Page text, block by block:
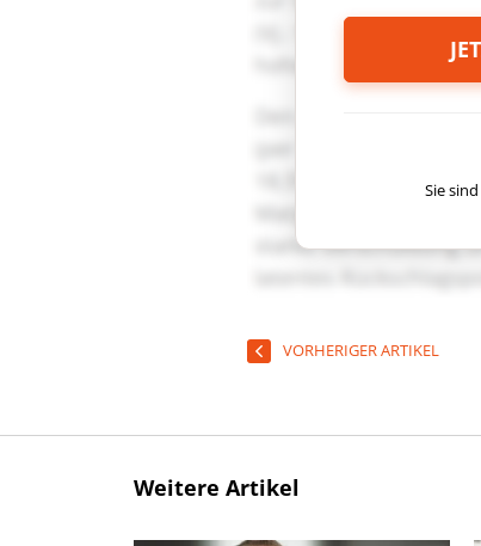
Sie
VORHERIGER ARTIKEL
Weitere Artikel